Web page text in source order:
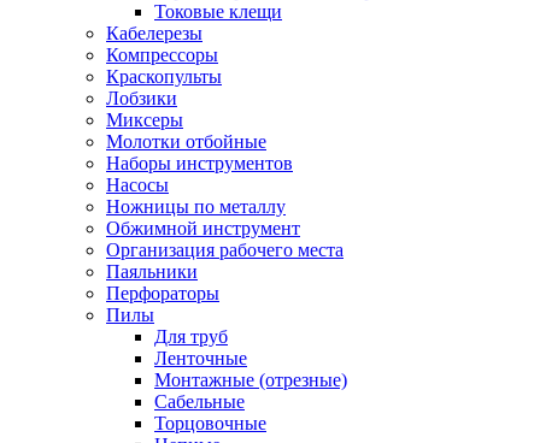
Токовые клещи
Кабелерезы
Компрессоры
Краскопульты
Лобзики
Миксеры
Молотки отбойные
Наборы инструментов
Насосы
Ножницы по металлу
Обжимной инструмент
Организация рабочего места
Паяльники
Перфораторы
Пилы
Для труб
Ленточные
Монтажные (отрезные)
Сабельные
Торцовочные